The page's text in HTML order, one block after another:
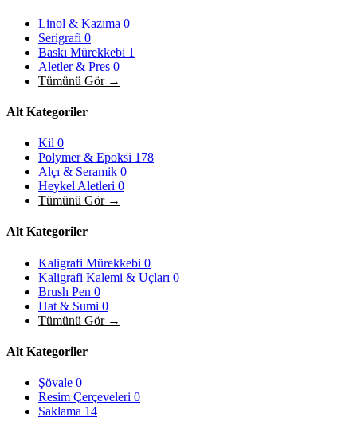
Linol & Kazıma 0
Serigrafi 0
Baskı Mürekkebi 1
Aletler & Pres 0
Tümünü Gör →
Alt Kategoriler
Kil 0
Polymer & Epoksi 178
Alçı & Seramik 0
Heykel Aletleri 0
Tümünü Gör →
Alt Kategoriler
Kaligrafi Mürekkebi 0
Kaligrafi Kalemi & Uçları 0
Brush Pen 0
Hat & Sumi 0
Tümünü Gör →
Alt Kategoriler
Şövale 0
Resim Çerçeveleri 0
Saklama 14